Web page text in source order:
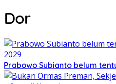
Dor
Prabowo Subianto belum